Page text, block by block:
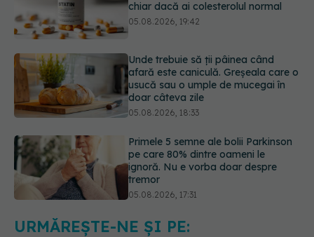
Unde trebuie să ții pâinea când
afară este caniculă. Greșeala care o
05.08.2026, 18:33
Primele 5 semne ale bolii Parkinson
pe care 80% dintre oameni le
ignoră. Nu e vorba doar despre
05.08.2026, 17:31
Gabriela Cristea, manifest pentru
respect și acceptare: Corpul
fiecăruia spune o poveste
URMĂREȘTE-NE ȘI PE: